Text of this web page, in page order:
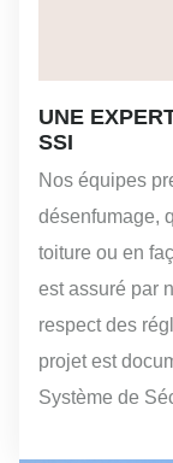
UNE
SSI
Nos équipes
désenfumage,
toiture ou en
est assuré par
respect des
projet est
Système de